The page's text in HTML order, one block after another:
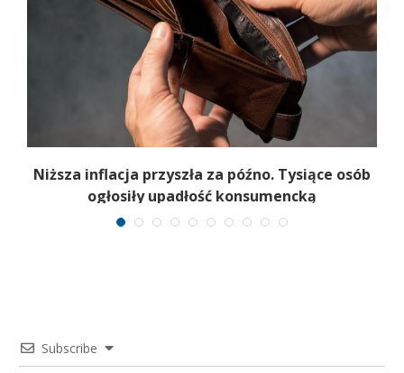
Niższa inflacja przyszła za późno. Tysiące osób
ogłosiły upadłość konsumencką
Subscribe